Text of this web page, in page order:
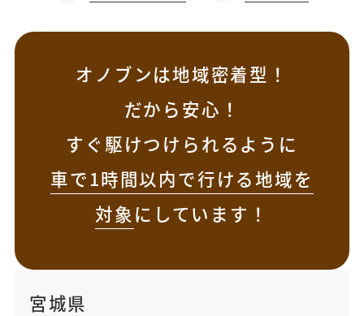
オノブンは地域密着型！
だから安心！
すぐ駆けつけられるように
車で1時間以内で行ける地域を
対象にしています！
宮城県